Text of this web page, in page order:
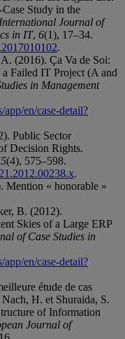
Study in the
International Journal of
in IT, 6(1), 17–34.
.
(2016). Ça Va de Soi:
Failed IT Project (A and
in Management
app/en/case-detail?
Public Sector
Decision Rights.
(4), 575–598.
.
Mention « honorable »
B. (2012).
Skies of a Large ERP
of Case Studies in
app/en/case-detail?
étude de cas
H. et Shuraida, S.
of Information
Journal of